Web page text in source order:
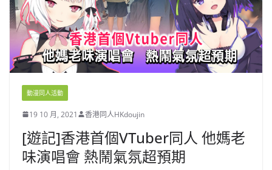
動漫同人活動
19 10 月, 2021 香港同人HKdoujin
[遊記]香港首個VTuber同人 他媽老
味演唱會 熱鬧氣氛超預期